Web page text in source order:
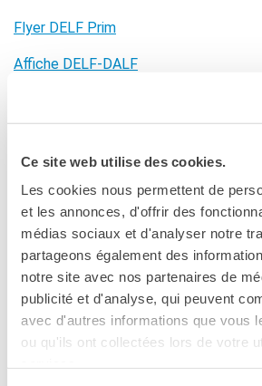
Ce site web utilise des cookies.
Les cookies nous permettent de
et les annonces, d'offrir des
médias sociaux et d'analyser notre
partageons également des
notre site avec nos partenaires de
publicité et d'analyse, qui peuvent
avec d'autres informations que vous
ou qu'ils ont collectées lors de votre
d'appalto e contratti
SOSTENERE
Come sostenere
I nostri luoghi
I contatti
I nostri sostenitori
ARCHIVIO
Café dell'innovazione
Dialoghi del Farnese
Farnèse à la page
Festa della musica
Flyer DELF Prim
Affiche DELF-DALF
Pleaseaccept marketing-cookies to